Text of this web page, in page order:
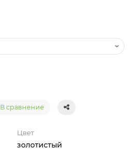
В сравнение
Цвет
золотистый